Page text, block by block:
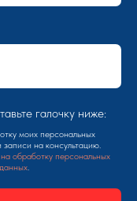
галочку ниже:
моих персональных
на консультацию.
обработку персональных